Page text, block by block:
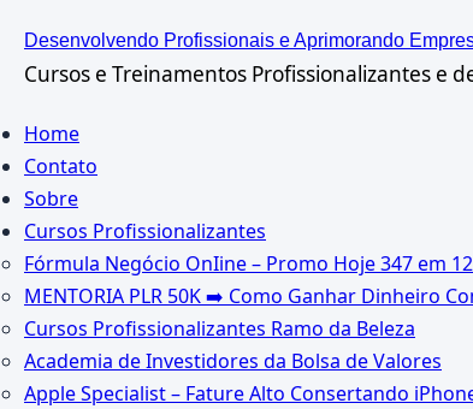
Ir
para
conteúdo
Desenvolvendo Profissionais e Aprimorando
Cursos e Treinamentos Profissionalizantes e
Home
Contato
Sobre
Cursos Profissionalizantes
Fórmula Negócio OnIine – Promo Hoje 347 em
MENTORIA PLR 50K ➡️ Como Ganhar Dinheiro
Cursos Profissionalizantes Ramo da Beleza
Academia de Investidores da Bolsa de Valores
Apple Specialist – Fature Alto Consertando